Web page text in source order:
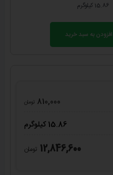
15.86 کیلوگرم
افزودن به سبد خرید
810,000 تومان
15.86 کیلوگرم
12,846,600 تومان